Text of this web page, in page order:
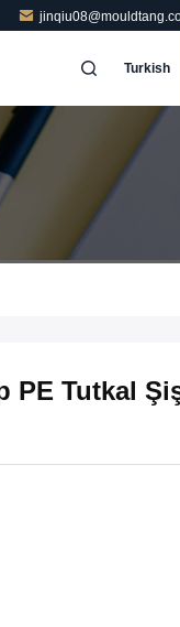
Turkish
PE Tutkal